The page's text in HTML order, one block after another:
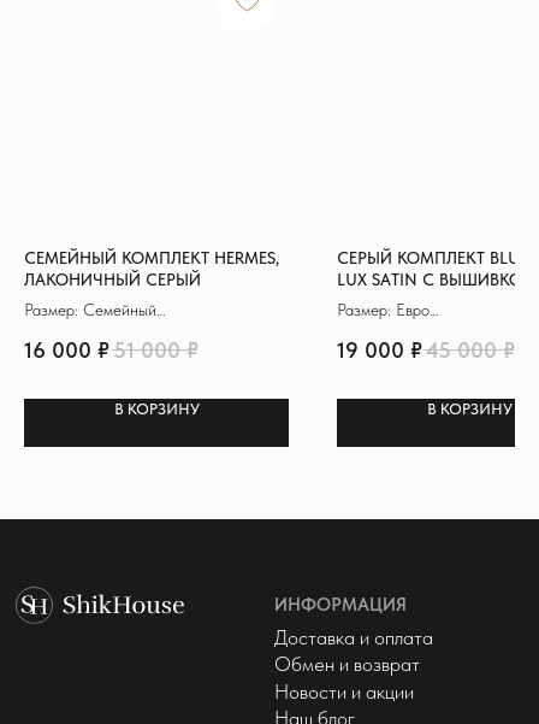
СЕМЕЙНЫЙ КОМПЛЕКТ HERMES,
ЛАКОНИЧНЫЙ СЕРЫЙ
Размер: Семейный
Пододеяльник: 150х200 см (2)
16 000 ₽51 000 ₽
В КОРЗИНУ
СЕРЫЙ КОМПЛЕКТ
LUX SATIN С
Размер: Евро
Пододеяльник: 200х230 см
19 000 ₽45 000 ₽
В КОРЗИНУ
© 2022 - 2026 ShikHouse
Публичная оферта
Политика конфиденциальности
МЫ В СОЦСЕТЯХ